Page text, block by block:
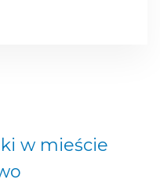
w mieście